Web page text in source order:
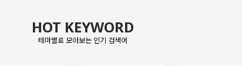
HOT KEYWORD
테마별로 모아보는 인기 검색어